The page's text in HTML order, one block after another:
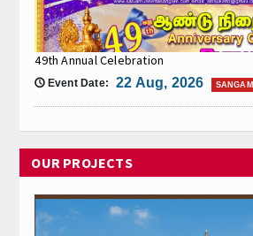
49th Annual Celebration
🕔 Event Date: 22 Aug, 2026 SANGAM
OUR PROJECTS